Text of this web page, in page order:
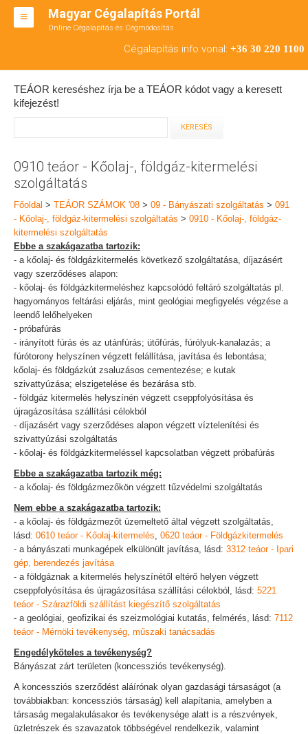
Magyar Cégalapítás Portál
Online Cégalapítás és Cégmódosítás
Cégalapítás info vonal: +36 30 220 1100
BT ALAPÍTÁS
RT ALAPÍTÁS
TEÁOR SZÁMOK '08
TEÁOR kereséshez írja be a TEÁOR kódot vagy a keresett
kifejezést!
0910 teáor - Kőolaj-, földgáz-kitermelési
szolgáltatás
Főoldal > TEÁOR SZÁMOK '08 > 09 - Bányászati szolgáltatás > 091
- Kőolaj-, földgáz-kitermelési szolgáltatás > 0910 - Kőolaj-, földgáz-
kitermelési szolgáltatás
Ebbe a szakágazatba tartozik:
- a kőolaj- és földgázkitermelés következő szolgáltatása, díjazásért
vagy szerződéses alapon:
- kőolaj- és földgázkitermeléshez kapcsolódó feltáró szolgáltatás pl.
hagyományos feltárási eljárás, mint geológiai megfigyelés végzése a
leendő lelőhelyeken
- próbafúrás
- irányított fúrás és az utánfúrás; ütőfúrás, fúrólyuk-kanalazás; a
fúrótorony helyszínen végzett felállítása, javítása és lebontása;
kőolaj- és földgázkút zsaluzásos cementezése; e kutak
szivattyúzása; elszigetelése és bezárása stb.
- földgáz kitermelés helyszínén végzett cseppfolyósítása és
újragázosítása szállítási célokból
- díjazásért vagy szerződéses alapon végzett víztelenítési és
szivattyúzási szolgáltatás
- kőolaj- és földgázkitermeléssel kapcsolatban végzett próbafúrás
Ebbe a szakágazatba tartozik még:
- a kőolaj- és földgázmezőkön végzett tűzvédelmi szolgáltatás
Nem ebbe a szakágazatba tartozik:
- a kőolaj- és földgázmezőt üzemeltető által végzett szolgáltatás,
lásd: 0610 teáor - Kőolaj-kitermelés, 0620 teáor - Földgázkitermelés
- a bányászati munkagépek elkülönült javítása, lásd: 3312 teáor - Ipari
gép, berendezés javítása
- a földgáznak a kitermelés helyszínétől eltérő helyen végzett
cseppfolyósítása és újragázosítása szállítási célokból, lásd: 5221
teáor - Szárazföldi szállítást kiegészítő szolgáltatás
- a geológiai, geofizikai és szeizmológiai kutatás, felmérés, lásd: 7112
teáor - Mérnöki tevékenység, műszaki tanácsadás
Engedélyköteles a tevékenység?
Bányászat zárt területen (koncessziós tevékenység).
A koncessziós szerződést aláírónak olyan gazdasági társaságot (a
továbbiakban: koncessziós társaság) kell alapítania, amelyben a
társaság megalakulásakor és tevékenysége alatt is a részvények,
üzletrészek és szavazatok többségével rendelkezik, valamint